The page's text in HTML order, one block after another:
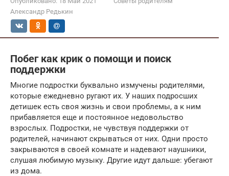
Александр Редькин
Побег как крик о помощи и поиск
поддержки
Многие подростки буквально измучены родителями,
которые ежедневно ругают их. У наших подросших
детишек есть своя жизнь и свои проблемы, а к ним
прибавляется еще и постоянное недовольство
взрослых. Подростки, не чувствуя поддержки от
родителей, начинают скрываться от них. Одни просто
закрываются в своей комнате и надевают наушники,
слушая любимую музыку. Другие идут дальше: убегают
из дома.